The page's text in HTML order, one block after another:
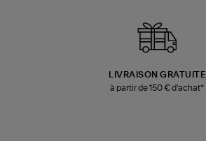
LIVRAISON GRATUITE
à partir de 150 € d'achat*